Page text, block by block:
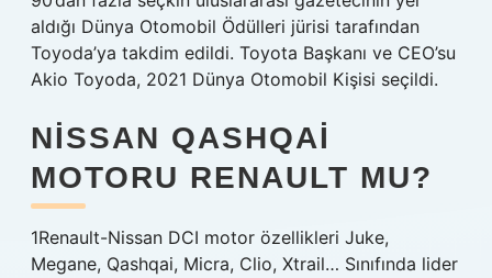
aldığı Dünya Otomobil Ödülleri jürisi tarafından
Toyoda’ya takdim edildi. Toyota Başkanı ve CEO’su
Akio Toyoda, 2021 Dünya Otomobil Kişisi seçildi.
NISSAN QASHQAI
MOTORU RENAULT MU?
1Renault-Nissan DCI motor özellikleri Juke,
Megane, Qashqai, Micra, Clio, Xtrail… Sınıfında lider